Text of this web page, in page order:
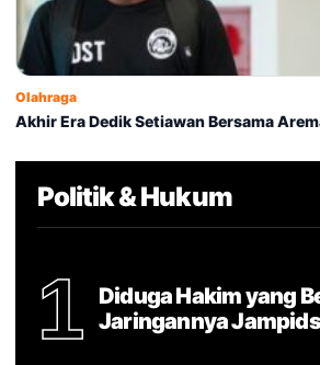
Olahraga
Akhir Era Dedik Setiawan Bersama
Politik & Hukum
1
Diduga Hakim yang
Jaringannya